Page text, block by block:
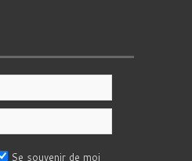
Se souvenir de moi